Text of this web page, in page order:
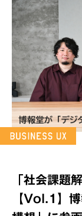
「社会課題
【Vol.1】